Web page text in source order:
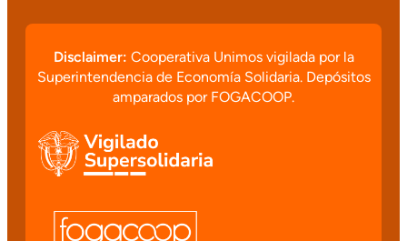
Disclaimer: Cooperativa Unimos vigilada por la
Superintendencia de Economía Solidaria. Depósitos
amparados por FOGACOOP.